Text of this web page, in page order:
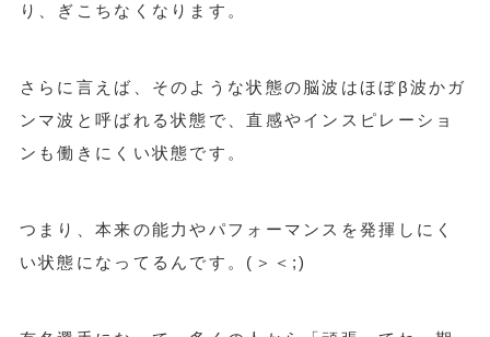
り、ぎこちなくなります。
さらに言えば、そのような状態の脳波はほぼβ波かガ
ンマ波と呼ばれる状態で、直感やインスピレーショ
ンも働きにくい状態です。
つまり、本来の能力やパフォーマンスを発揮しにく
い状態になってるんです。(＞＜;)